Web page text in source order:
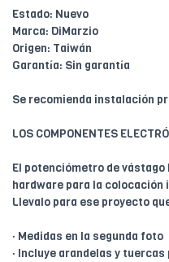
Estado: Nuevo
Marca: DiMarzio
Origen: Taiwán
Garantía: Sin garantía
Se recomienda instalación
LOS COMPONENTES
El potenciómetro de vástago
hardware para la colocación
Llevalo para ese proyecto
· Medidas en la segunda foto
· Incluye arandelas y